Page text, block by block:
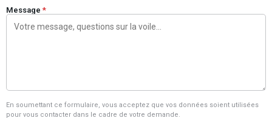
Message *
En soumettant ce formulaire, vous acceptez que vos données soient utilisées
pour vous contacter dans le cadre de votre demande.